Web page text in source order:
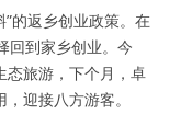
的返乡创业政策。在
回到家乡创业。今
态旅游，下个月，卓
迎接八方游客。